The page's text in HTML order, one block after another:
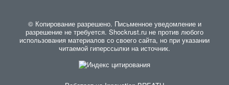
© Копирование разрешено. Письменное уведомление и
разрешение не требуется. Shockrust.ru не против любого
использования материалов со своего сайта, но при указании
читаемой гиперссылки на источник.